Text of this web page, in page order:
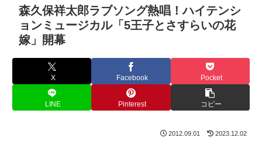
森久保祥太郎ラブソング熱唱！ハイテンシ
ョンミュージカル「5王子とさすらいの花
嫁」開幕
X Facebook Pocket
LINE Pinterest コピー
2012.09.01 2023.12.02